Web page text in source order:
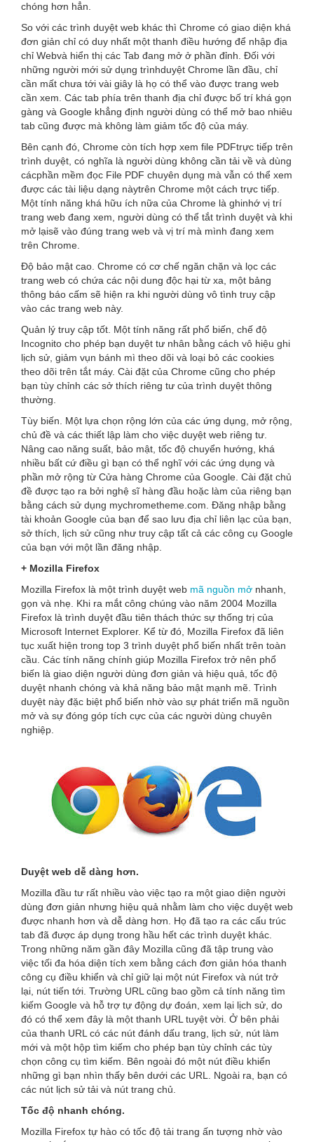
chóng hơn hẳn.
So với các trình duyệt web khác thì Chrome có giao diện khá
đơn giản chỉ có duy nhất một thanh điều hướng để nhập địa
chỉ Webvà hiển thị các Tab đang mở ở phần đỉnh. Đối với
những người mới sử dụng trìnhduyệt Chrome lần đầu, chỉ
cần mất chưa tới vài giây là họ có thể vào được trang web
cần xem. Các tab phía trên thanh địa chỉ được bố trí khá gọn
gàng và Google khẳng định người dùng có thể mở bao nhiêu
tab cũng được mà không làm giảm tốc độ của máy.
Bên cạnh đó, Chrome còn tích hợp xem file PDFtrực tiếp trên
trình duyệt, có nghĩa là người dùng không cần tải về và dùng
cácphần mềm đọc File PDF chuyên dụng mà vẫn có thể xem
được các tài liệu dạng nàytrên Chrome một cách trực tiếp.
Một tính năng khá hữu ích nữa của Chrome là ghinhớ vị trí
trang web đang xem, người dùng có thể tắt trình duyệt và khi
mở lạisẽ vào đúng trang web và vị trí mà mình đang xem
trên Chrome.
Độ bảo mật cao. Chrome có cơ chế ngăn chặn và lọc các
trang web có chứa các nội dung độc hại từ xa, một bảng
thông báo cấm sẽ hiện ra khi người dùng vô tình truy cập
vào các trang web này.
Quản lý truy cập tốt. Một tính năng rất phổ biến, chế độ
Incognito cho phép bạn duyệt tư nhân bằng cách vô hiệu ghi
lịch sử, giảm vụn bánh mì theo dõi và loại bỏ các cookies
theo dõi trên tắt máy. Cài đặt của Chrome cũng cho phép
bạn tùy chỉnh các sở thích riêng tư của trình duyệt thông
thường.
Tùy biến. Một lựa chọn rộng lớn của các ứng dụng, mở rộng,
chủ đề và các thiết lập làm cho việc duyệt web riêng tư.
Nâng cao năng suất, bảo mật, tốc độ chuyển hướng, khá
nhiều bất cứ điều gì bạn có thể nghĩ với các ứng dụng và
phần mở rộng từ Cửa hàng Chrome của Google. Cài đặt chủ
đề được tạo ra bởi nghệ sĩ hàng đầu hoặc làm của riêng bạn
bằng cách sử dụng mychrometheme.com. Đăng nhập bằng
tài khoản Google của bạn để sao lưu địa chỉ liên lạc của bạn,
sở thích, lịch sử cũng như truy cập tất cả các công cụ Google
của bạn với một lần đăng nhập.
+ Mozilla Firefox
Mozilla Firefox là một trình duyệt web mã nguồn mở nhanh,
gọn và nhẹ. Khi ra mắt công chúng vào năm 2004 Mozilla
Firefox là trình duyệt đầu tiên thách thức sự thống trị của
Microsoft Internet Explorer. Kể từ đó, Mozilla Firefox đã liên
tục xuất hiện trong top 3 trình duyệt phổ biến nhất trên toàn
cầu. Các tính năng chính giúp Mozilla Firefox trở nên phổ
biến là giao diện người dùng đơn giản và hiệu quả, tốc độ
duyệt nhanh chóng và khả năng bảo mật mạnh mẽ. Trình
duyệt này đặc biệt phổ biến nhờ vào sự phát triển mã nguồn
mở và sự đóng góp tích cực của các người dùng chuyên
nghiệp.
Duyệt web dễ dàng hơn.
Mozilla đầu tư rất nhiều vào việc tạo ra một giao diện người
dùng đơn giản nhưng hiệu quả nhằm làm cho việc duyệt web
được nhanh hơn và dễ dàng hơn. Họ đã tạo ra các cấu trúc
tab đã được áp dụng trong hầu hết các trình duyệt khác.
Trong những năm gần đây Mozilla cũng đã tập trung vào
việc tối đa hóa diện tích xem bằng cách đơn giản hóa thanh
công cụ điều khiển và chỉ giữ lại một nút Firefox và nút trở
lại, nút tiến tới. Trường URL cũng bao gồm cả tính năng tìm
kiếm Google và hỗ trợ tự động dự đoán, xem lại lịch sử, do
đó có thể xem đây là một thanh URL tuyệt vời. Ở bên phải
của thanh URL có các nút đánh dấu trang, lịch sử, nút làm
mới và một hộp tìm kiếm cho phép bạn tùy chỉnh các tùy
chọn công cụ tìm kiếm. Bên ngoài đó một nút điều khiển
những gì bạn nhìn thấy bên dưới các URL. Ngoài ra, bạn có
các nút lịch sử tải và nút trang chủ.
Tốc độ nhanh chóng.
Mozilla Firefox tự hào có tốc độ tải trang ấn tượng nhờ vào